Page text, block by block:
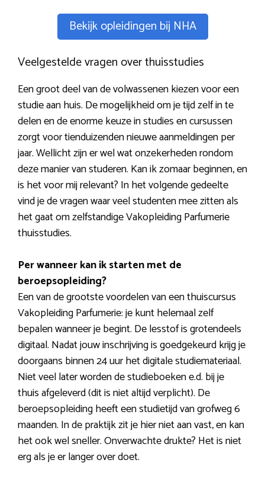
Bekijk opleidingen bij NHA
Veelgestelde vragen over thuisstudies
Een groot deel van de volwassenen kiezen voor een
studie aan huis. De mogelijkheid om je tijd zelf in te
delen en de enorme keuze in studies en cursussen
zorgt voor tienduizenden nieuwe aanmeldingen per
jaar. Wellicht zijn er wel wat onzekerheden rondom
deze manier van studeren. Kan ik zomaar beginnen, en
is het voor mij relevant? In het volgende gedeelte
vind je de vragen waar veel studenten mee zitten als
het gaat om zelfstandige Vakopleiding Parfumerie
thuisstudies.
Per wanneer kan ik starten met de
beroepsopleiding?
Een van de grootste voordelen van een thuiscursus
Vakopleiding Parfumerie: je kunt helemaal zelf
bepalen wanneer je begint. De lesstof is grotendeels
digitaal. Nadat jouw inschrijving is goedgekeurd krijg je
doorgaans binnen 24 uur het digitale studiemateriaal.
Niet veel later worden de studieboeken e.d. bij je
thuis afgeleverd (dit is niet altijd verplicht). De
beroepsopleiding heeft een studietijd van grofweg 6
maanden. In de praktijk zit je hier niet aan vast, en kan
het ook wel sneller. Onverwachte drukte? Het is niet
erg als je er langer over doet.